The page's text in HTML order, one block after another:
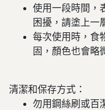
使用一段時間，
困擾，請塗上一
每次使用時，食
固，顏色也會略
清潔和保存方式：
勿用鋼絲刷或百